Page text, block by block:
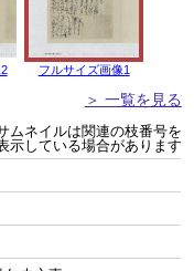
フルサイズ画像1
＞ 一覧を見る
ムネイルは関連の枝番号を
示している場合があります